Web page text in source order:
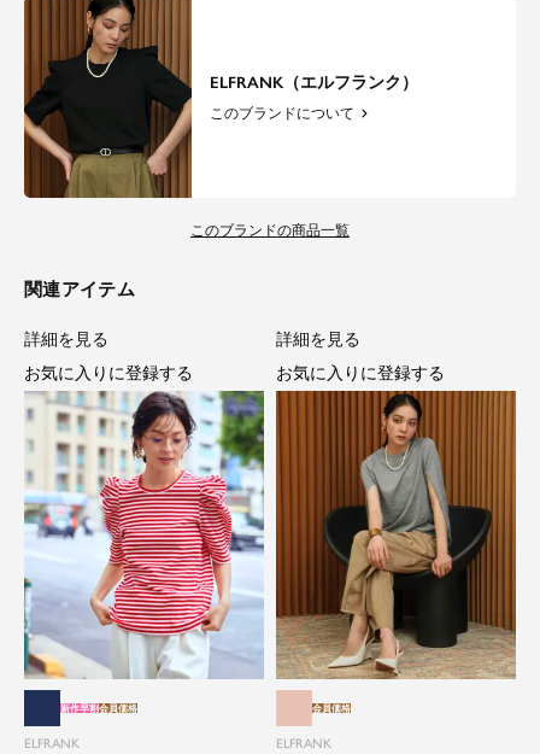
ELFRANK（エルフランク）
このブランドについて
このブランドの商品一覧
関連アイテム
ELFRANK
新作早割会員価格
詳細を見る
お気に入りに登録する
ELFRANK
会員価格
詳細を見る
お気に入りに登録する